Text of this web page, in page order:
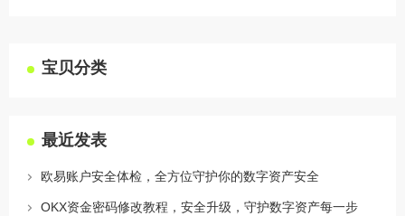
宝贝分类
最近发表
欧易账户安全体检，全方位守护你的数字资产安全
OKX资金密码修改教程，安全升级，守护数字资产每一步